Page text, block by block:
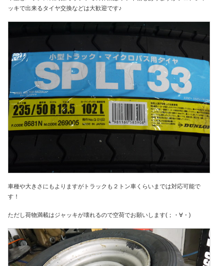
ッキで出来るタイヤ交換などは大歓迎です♪
車種や大きさにもよりますがトラックも２トン車くらいまでは対応可能で
す！
ただし荷物満載はジャッキが壊れるので空荷でお願いします(；・∀・)